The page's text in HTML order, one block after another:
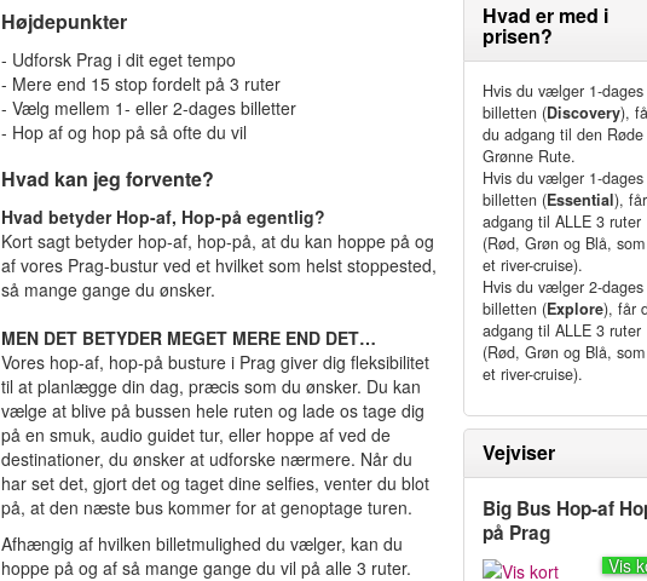
Højdepunkter
- Udforsk Prag i dit eget tempo
- Mere end 15 stop fordelt på 3 ruter
- Vælg mellem 1- eller 2-dages billetter
- Hop af og hop på så ofte du vil
Hvad kan jeg forvente?
Hvad betyder Hop-af, Hop-på egentlig?
Kort sagt betyder hop-af, hop-på, at du kan hoppe på og
af vores Prag-bustur ved et hvilket som helst stoppested,
så mange gange du ønsker.
MEN DET BETYDER MEGET MERE END DET…
Vores hop-af, hop-på busture i Prag giver dig fleksibilitet
til at planlægge din dag, præcis som du ønsker. Du kan
vælge at blive på bussen hele ruten og lade os tage dig
på en smuk, audio guidet tur, eller hoppe af ved de
destinationer, du ønsker at udforske nærmere. Når du
har set det, gjort det og taget dine selfies, venter du blot
på, at den næste bus kommer for at genoptage turen.
Afhængig af hvilken billetmulighed du vælger, kan du
hoppe på og af så mange gange du vil på alle 3 ruter.
Hvad er med i
prisen?
Hvis du vælger 1-dages
billetten (Discovery),
du adgang til den Røde
Grønne Rute.
Hvis du vælger 1-dages
billetten (Essential),
adgang til ALLE 3 ruter
(Rød, Grøn og Blå,
et river-cruise).
Hvis du vælger 2-dages
billetten (Explore), får
adgang til ALLE 3 ruter
(Rød, Grøn og Blå,
et river-cruise).
Vejviser
Big Bus Hop-af
på Prag
Vis